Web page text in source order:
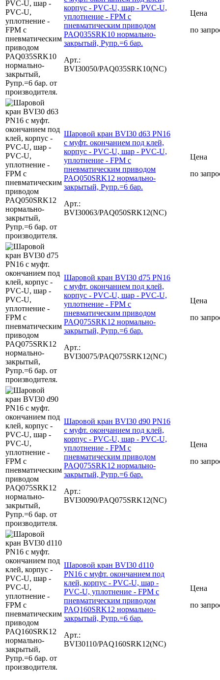
корпус - PVC-U, шар - PVC-U,
уплотнение - FPM с
пневматическим приводом
PAQ035SRK10 нормально-
закрытый, Рупр.=6 бар.
Арт.:
BVI30050/PAQ035SRK10(NC)
Цена
по
Шаровой кран BVI30 d63 PN16
с муфт. окончанием под клей,
корпус - PVC-U, шар - PVC-U,
уплотнение - FPM с
пневматическим приводом
PAQ050SRK12 нормально-
закрытый, Рупр.=6 бар.
Арт.:
BVI30063/PAQ050SRK12(NC)
Цена
по
Шаровой кран BVI30 d75 PN16
с муфт. окончанием под клей,
корпус - PVC-U, шар - PVC-U,
уплотнение - FPM с
пневматическим приводом
PAQ075SRK12 нормально-
закрытый, Рупр.=6 бар.
Арт.:
BVI30075/PAQ075SRK12(NC)
Цена
по
Шаровой кран BVI30 d90 PN16
с муфт. окончанием под клей,
корпус - PVC-U, шар - PVC-U,
уплотнение - FPM с
пневматическим приводом
PAQ075SRK12 нормально-
закрытый, Рупр.=6 бар.
Арт.:
BVI30090/PAQ075SRK12(NC)
Цена
по
Шаровой кран BVI30 d110
PN16 с муфт. окончанием под
клей, корпус - PVC-U, шар -
PVC-U, уплотнение - FPM с
пневматическим приводом
PAQ160SRK12 нормально-
закрытый, Рупр.=6 бар.
Арт.:
BVI30110/PAQ160SRK12(NC)
Цена
по